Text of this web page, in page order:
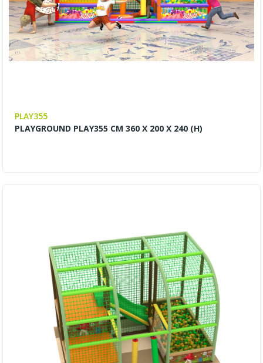
PLAY355
PLAYGROUND PLAY355 CM 360 X 200 X 240 (H)